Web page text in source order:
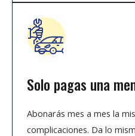
Solo pagas una
Abonarás mes a mes la
complicaciones. Da lo